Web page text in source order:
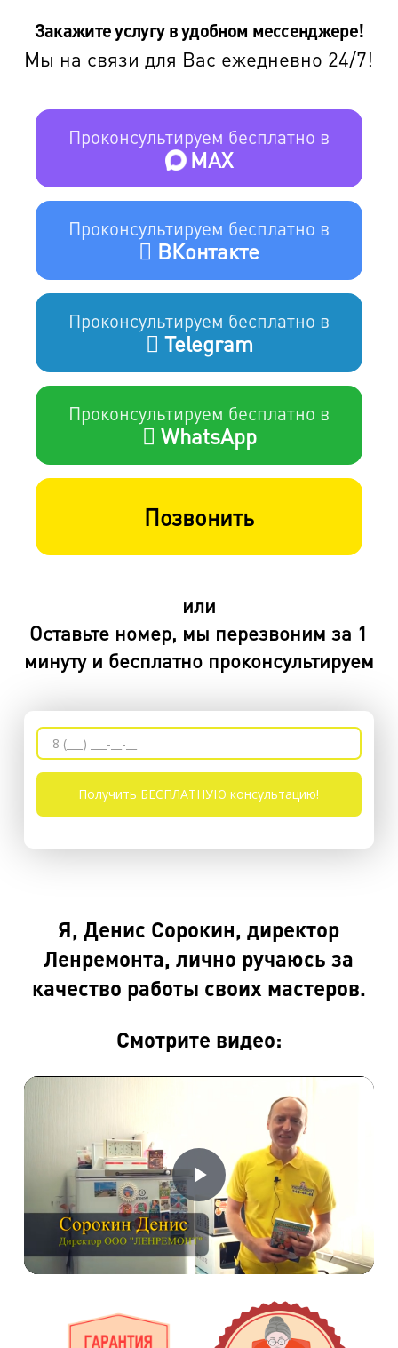
Закажите услугу в удобном мессенджере!
Мы на связи для Вас ежедневно 24/7!
Проконсультируем бесплатно в
MAX
Проконсультируем бесплатно в
ВКонтакте
Проконсультируем бесплатно в
Telegram
Проконсультируем бесплатно в
WhatsApp
Позвонить
или
Оставьте номер, мы перезвоним за 1
минуту и бесплатно проконсультируем
Я, Денис Сорокин, директор
Ленремонта, лично ручаюсь за
качество работы своих мастеров.
Смотрите видео:
Воспроизвести
Видео